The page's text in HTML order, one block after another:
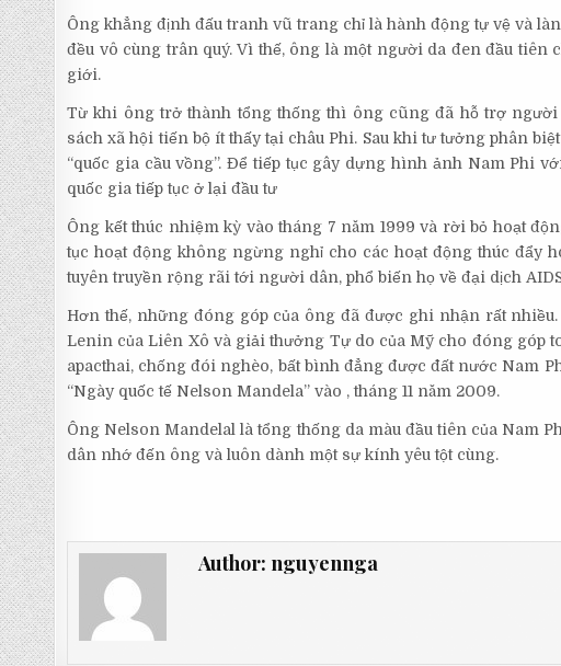
Ông khẳng định đấu tranh vũ trang chỉ là hành động tự vệ và
đều vô cùng trân quý. Vì thế, ông là một người da đen đầu
giới.
Từ khi ông trở thành tổng thống thì ông cũng đã hỗ trợ
sách xã hội tiến bộ ít thấy tại châu Phi. Sau khi tư tưởng phân
“quốc gia cầu vồng”. Để tiếp tục gây dựng hình ảnh Nam Phi
quốc gia tiếp tục ở lại đầu tư
Ông kết thúc nhiệm kỳ vào tháng 7 năm 1999 và rời bỏ hoạt
tục hoạt động không ngừng nghỉ cho các hoạt động thúc đẩy
tuyên truyền rộng rãi tới người dân, phổ biến họ về đại dịch
Hơn thế, những đóng góp của ông đã được ghi nhận rất
Lenin của Liên Xô và giải thưởng Tự do của Mỹ cho đóng góp
apacthai, chống đói nghèo, bất bình đẳng được đất nước Nam
“Ngày quốc tế Nelson Mandela” vào , tháng 11 năm 2009.
Ông Nelson Mandelal là tổng thống da màu đầu tiên của Nam
dân nhớ đến ông và luôn dành một sự kính yêu tột cùng.
Author: nguyennga